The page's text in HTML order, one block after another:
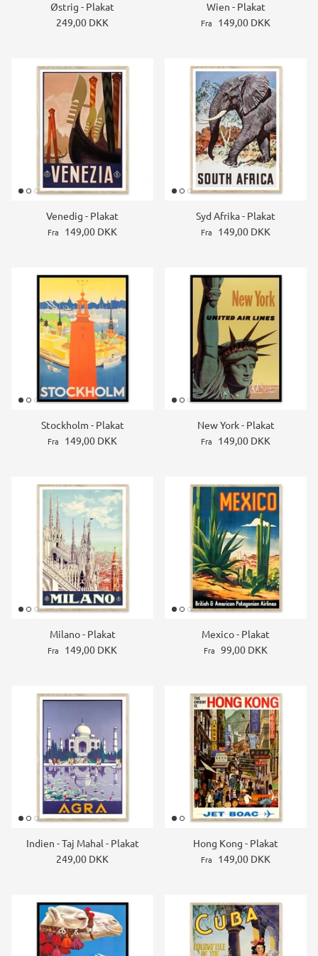
Østrig - Plakat
249,00 DKK
Wien - Plakat
Fra 149,00 DKK
Venedig - Plakat
Fra 149,00 DKK
Syd Afrika - Plakat
Fra 149,00 DKK
Stockholm - Plakat
Fra 149,00 DKK
New York - Plakat
Fra 149,00 DKK
Milano - Plakat
Fra 149,00 DKK
Mexico - Plakat
Fra 99,00 DKK
Indien - Taj Mahal - Plakat
249,00 DKK
Hong Kong - Plakat
Fra 149,00 DKK